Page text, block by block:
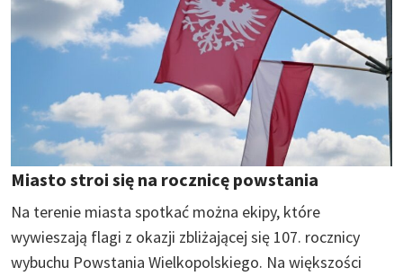
Miasto stroi się na rocznicę powstania
Na terenie miasta spotkać można ekipy, które
wywieszają flagi z okazji zbliżającej się 107. rocznicy
wybuchu Powstania Wielkopolskiego. Na większości